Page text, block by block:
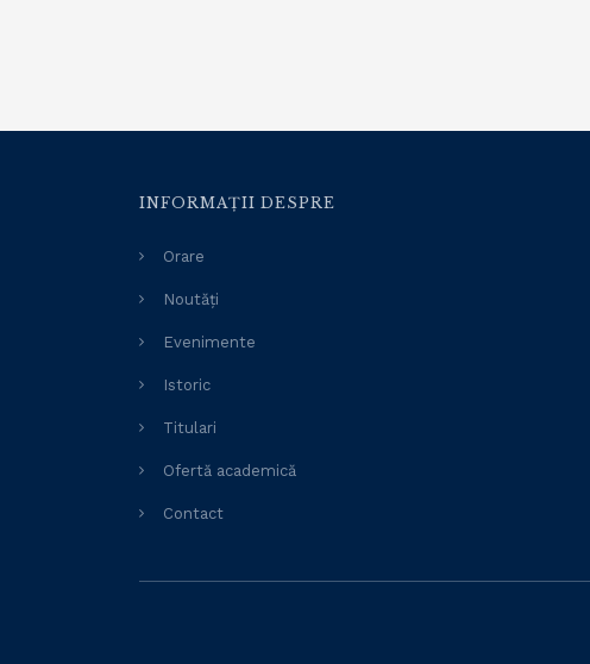
INFORMAȚII DESPRE
Orare
Noutăți
Evenimente
Istoric
Titulari
Ofertă academică
Contact